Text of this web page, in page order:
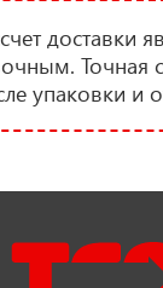
доставки
Точная
упаковки и